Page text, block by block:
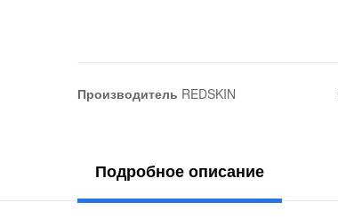
Производитель REDSKIN
Подробное описание